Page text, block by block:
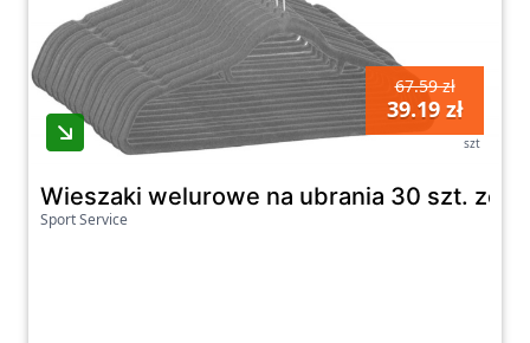
67.59 zł
39.19 zł
szt
Wieszaki welurowe na ubrania 30 szt.
Sport Service